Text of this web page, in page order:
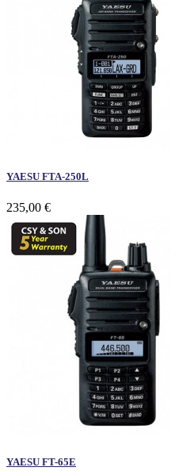
YAESU FTA-250L
235,00 €
YAESU FT-65E